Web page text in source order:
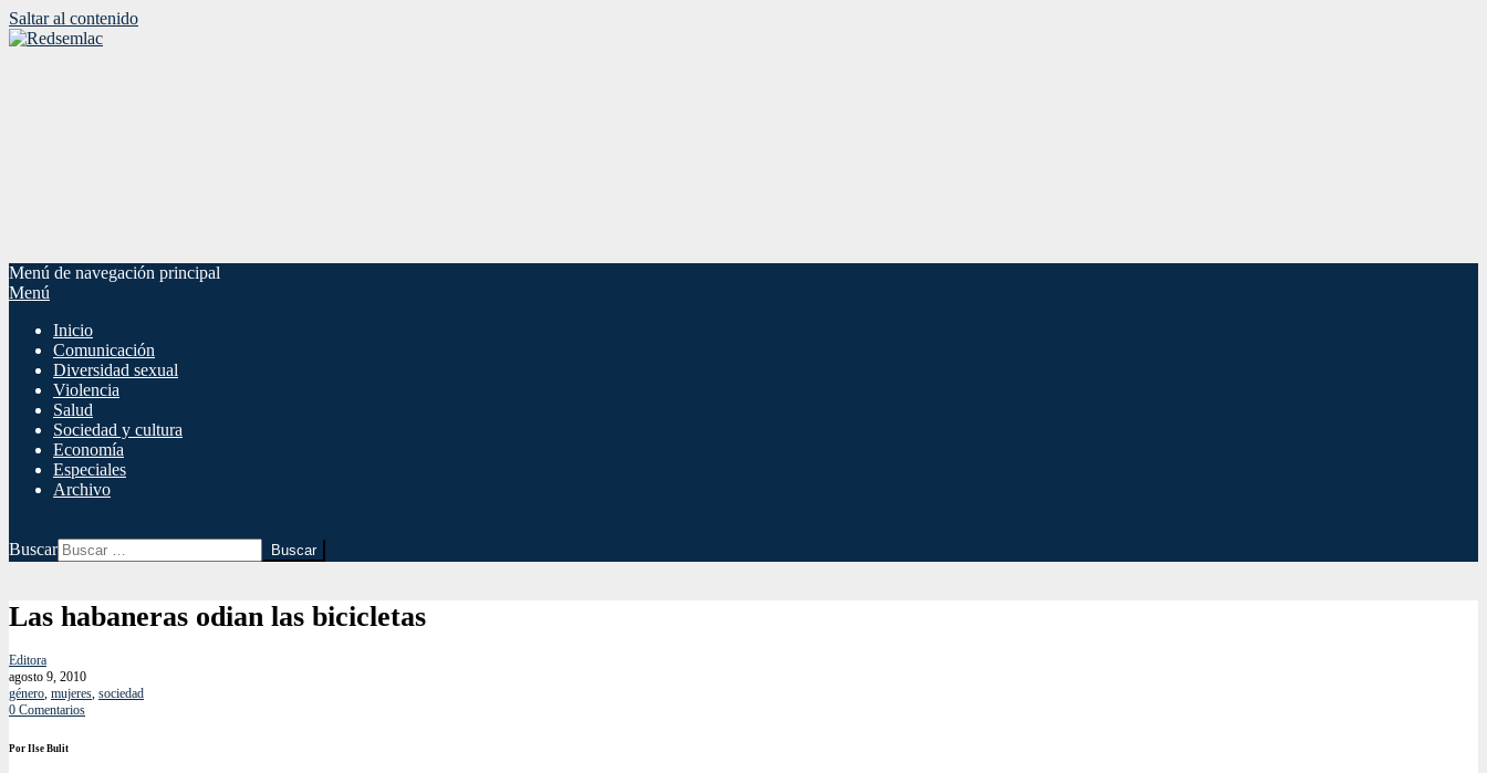
Saltar al contenido
Menú de navegación principal
Menú
Inicio
Comunicación
Diversidad sexual
Violencia
Salud
Sociedad y cultura
Economía
Especiales
Archivo
Buscar
Las habaneras odian las bicicletas
Editora
agosto 9, 2010
género, mujeres, sociedad
0 Comentarios
Por Ilse Bulit